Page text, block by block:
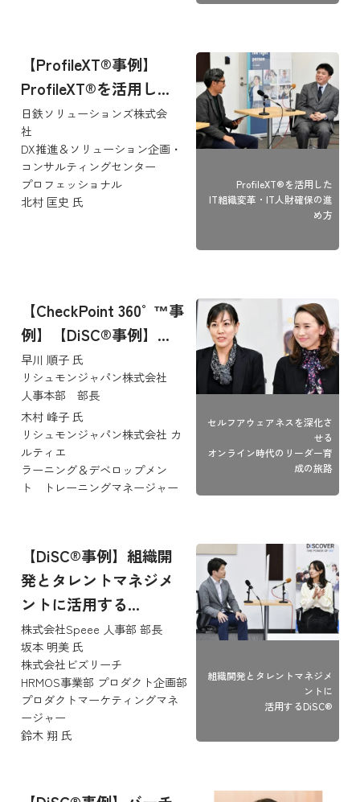
ProfileXT®を活用した
IT組織変革・IT人財確保の進
め方
【ProfileXT®事例】
ProfileXT®を活用し...
日鉄ソリューションズ株式会
社
DX推進＆ソリューション企画・
コンサルティングセンター
プロフェッショナル
北村 匡史 氏
セルフアウェアネスを深化さ
せる
オンライン時代のリーダー育
成の旅路
【CheckPoint 360°™事
例】【DiSC®事例】...
早川 順子 氏
リシュモンジャパン株式会社
人事本部 部長
木村 峰子 氏
リシュモンジャパン株式会社 カ
ルティエ
ラーニング＆デベロップメン
ト トレーニングマネージャー
組織開発とタレントマネジメ
ントに
活用するDiSC®
【DiSC®事例】組織開
発とタレントマネジメ
ントに活用する...
株式会社Speee 人事部 部長
坂本 明美 氏
株式会社ビズリーチ
HRMOS事業部 プロダクト企画部
プロダクトマーケティングマネ
ージャー
鈴木 翔 氏